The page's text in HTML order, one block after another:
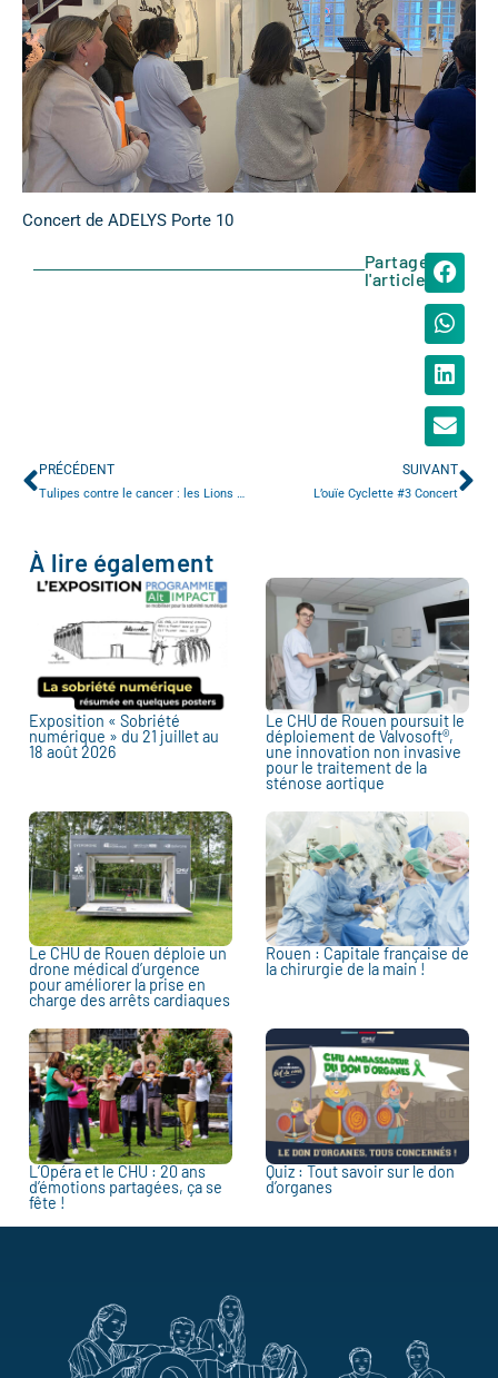
Concert de ADELYS Porte 10
Partager
l'article
PRÉCÉDENT SUIVANT
L’ouïe Cyclette #3 Concert
À lire également
Exposition « Sobriété
numérique » du 21 juillet au
18 août 2026
Le CHU de Rouen poursuit le
déploiement de Valvosoft®,
une innovation non invasive
pour le traitement de la
sténose aortique
Le CHU de Rouen déploie un
drone médical d’urgence
pour améliorer la prise en
charge des arrêts cardiaques
Rouen : Capitale française de
la chirurgie de la main !
L’Opéra et le CHU : 20 ans
d’émotions partagées, ça se
fête !
Quiz : Tout savoir sur le don
d’organes